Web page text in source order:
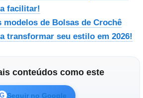
facilitar!
modelos de Bolsas de Crochê
transformar seu estilo em 2026!
conteúdos como este
G Seguir no Google